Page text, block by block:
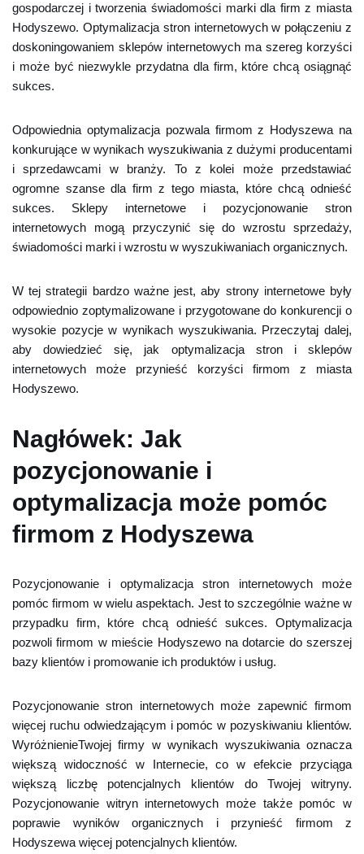
gospodarczej i tworzenia świadomości marki dla firm z miasta
Hodyszewo. Optymalizacja stron internetowych w połączeniu z
doskoningowaniem sklepów internetowych ma szereg korzyści
i może być niezwykle przydatna dla firm, które chcą osiągnąć
sukces.
Odpowiednia optymalizacja pozwala firmom z Hodyszewa na
konkurujące w wynikach wyszukiwania z dużymi producentami
i sprzedawcami w branży. To z kolei może przedstawiać
ogromne szanse dla firm z tego miasta, które chcą odnieść
sukces. Sklepy internetowe i pozycjonowanie stron
internetowych mogą przyczynić się do wzrostu sprzedaży,
świadomości marki i wzrostu w wyszukiwaniach organicznych.
W tej strategii bardzo ważne jest, aby strony internetowe były
odpowiednio zoptymalizowane i przygotowane do konkurencji o
wysokie pozycje w wynikach wyszukiwania. Przeczytaj dalej,
aby dowiedzieć się, jak optymalizacja stron i sklepów
internetowych może przynieść korzyści firmom z miasta
Hodyszewo.
Nagłówek: Jak
pozycjonowanie i
optymalizacja może pomóc
firmom z Hodyszewa
Pozycjonowanie i optymalizacja stron internetowych może
pomóc firmom w wielu aspektach. Jest to szczególnie ważne w
przypadku firm, które chcą odnieść sukces. Optymalizacja
pozwoli firmom w mieście Hodyszewo na dotarcie do szerszej
bazy klientów i promowanie ich produktów i usług.
Pozycjonowanie stron internetowych może zapewnić firmom
więcej ruchu odwiedzającym i pomóc w pozyskiwaniu klientów.
WyróżnienieTwojej firmy w wynikach wyszukiwania oznacza
większą widoczność w Internecie, co w efekcie przyciąga
większą liczbę potencjalnych klientów do Twojej witryny.
Pozycjonowanie witryn internetowych może także pomóc w
poprawie wyników organicznych i przynieść firmom z
Hodyszewa więcej potencjalnych klientów.